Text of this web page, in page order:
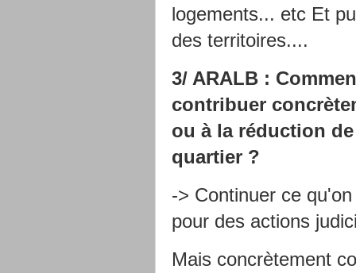
logements... etc Et
des territoires....
3/ ARALB :
contribuer
ou à la réduction
quartier ?
-> Continuer ce
pour des actions
Mais concrètement